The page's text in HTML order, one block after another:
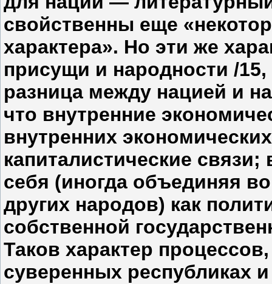
свойственны еще
характера». Но эти же
присущи и народности /
разница между нацией и
что внутренние
внутренних
капиталистические
себя (иногда объединяя
других народов) как
собственной
Таков характер
суверенных республиках